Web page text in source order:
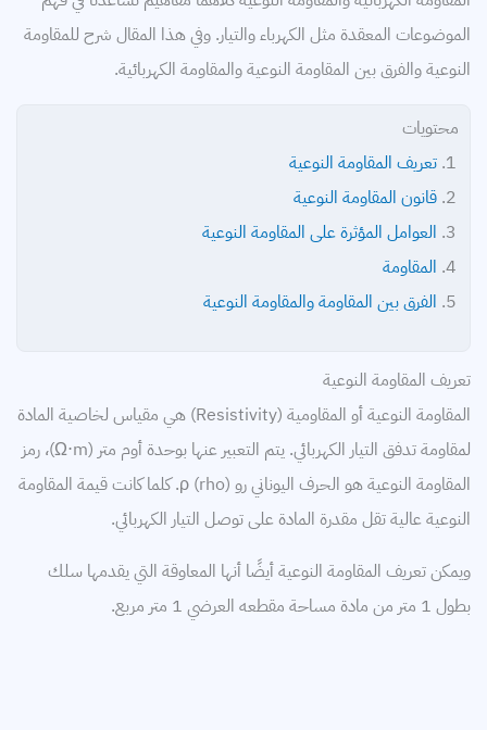
الموضوعات المعقدة مثل الكهرباء والتيار. وفي هذا المقال شرح للمقاومة
النوعية والفرق بين المقاومة النوعية والمقاومة الكهربائية.
محتويات
تعريف المقاومة النوعية
قانون المقاومة النوعية
العوامل المؤثرة على المقاومة النوعية
المقاومة
الفرق بين المقاومة والمقاومة النوعية
تعريف المقاومة النوعية
المقاومة النوعية أو المقاومية (Resistivity) هي مقياس لخاصية المادة
لمقاومة تدفق التيار الكهربائي. يتم التعبير عنها بوحدة أوم متر (Ω⋅m)، رمز
المقاومة النوعية هو الحرف اليوناني رو (rho) ρ. كلما كانت قيمة المقاومة
النوعية عالية تقل مقدرة المادة على توصل التيار الكهربائي.
ويمكن تعريف المقاومة النوعية أيضًا أنها المعاوقة التي يقدمها سلك
بطول 1 متر من مادة مساحة مقطعه العرضي 1 متر مربع.